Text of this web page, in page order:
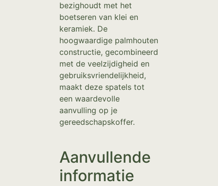
bezighoudt met het
boetseren van klei en
keramiek. De
hoogwaardige palmhouten
constructie, gecombineerd
met de veelzijdigheid en
gebruiksvriendelijkheid,
maakt deze spatels tot
een waardevolle
aanvulling op je
gereedschapskoffer.
Aanvullende
informatie